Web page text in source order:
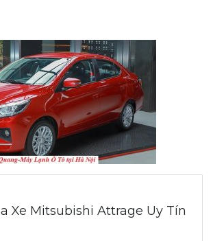
Xe Mitsubishi Attrage Uy Tín